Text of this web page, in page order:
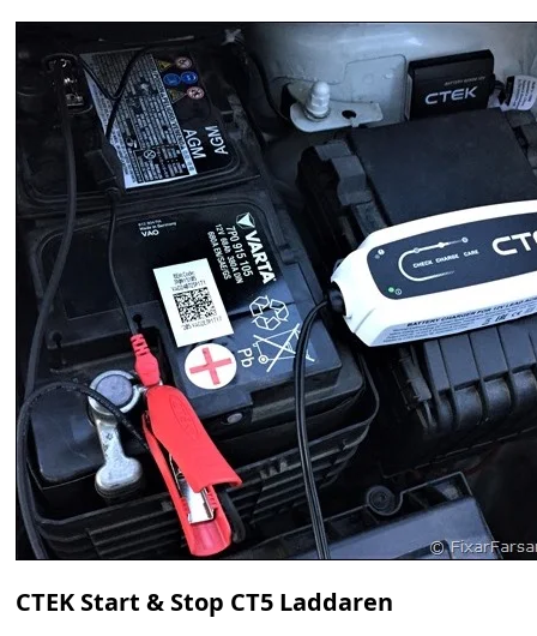
CTEK Start & Stop CT5 Laddaren